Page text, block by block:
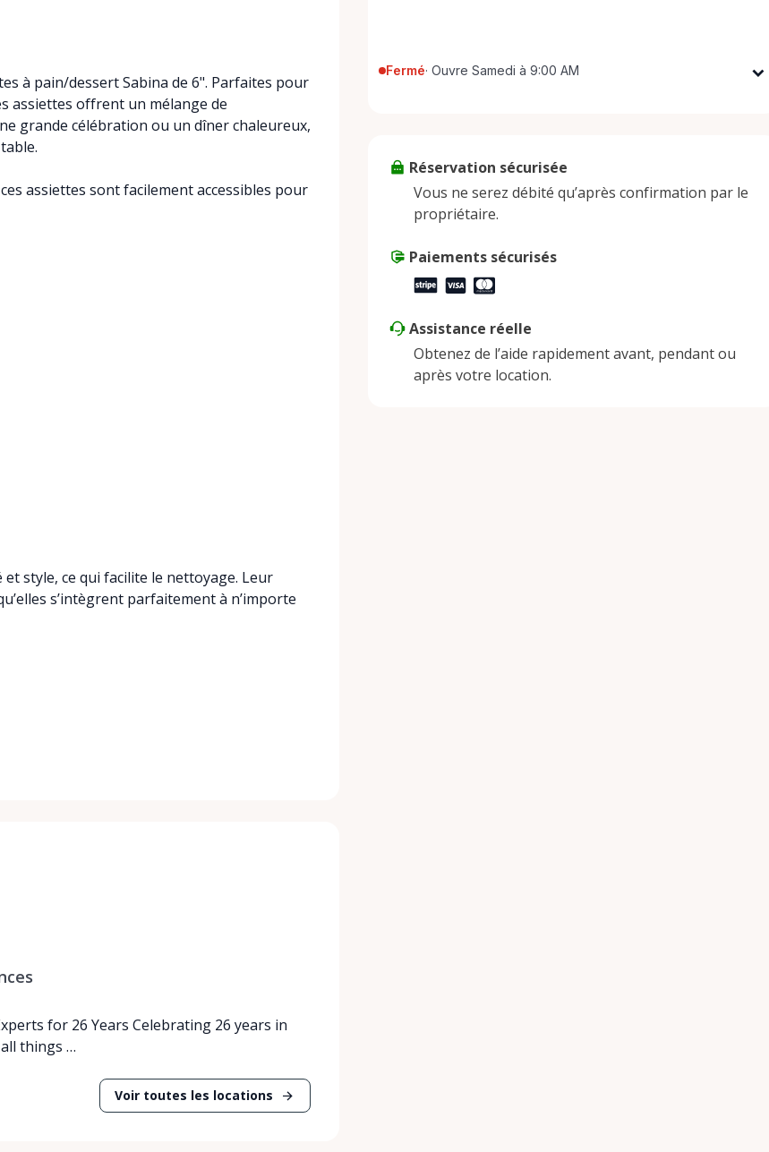
à pain/dessert Sabina de 6". Parfaites pour
assiettes offrent un mélange de
grande célébration ou un dîner chaleureux,
assiettes sont facilement accessibles pour
style, ce qui facilite le nettoyage. Leur
s’intègrent parfaitement à n’importe
for 26 Years Celebrating 26 years in
things …
Voir toutes les locations
Fermé· Ouvre Samedi à 9:00 AM
Jeudi
9:00 AM - 5:00 PM
Dimanche
Réservation sécurisée
Vous ne serez débité qu’après confirmation par le
propriétaire.
Paiements sécurisés
Assistance réelle
Obtenez de l’aide rapidement avant, pendant ou
après votre location.